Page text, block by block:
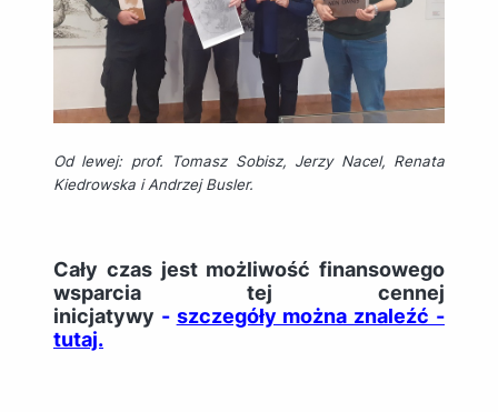
Od lewej: prof. Tomasz Sobisz, Jerzy Nacel, Renata
Kiedrowska i Andrzej Busler.
Cały czas jest możliwość finansowego
wsparcia tej cennej
inicjatywy - szczegóły można znaleźć -
tutaj.